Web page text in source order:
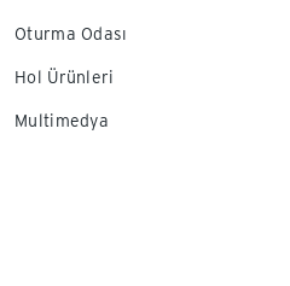
Oturma Odası
Hol Ürünleri
Multimedya